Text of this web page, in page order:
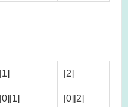
[1] [2]
[0][1] [0][2]